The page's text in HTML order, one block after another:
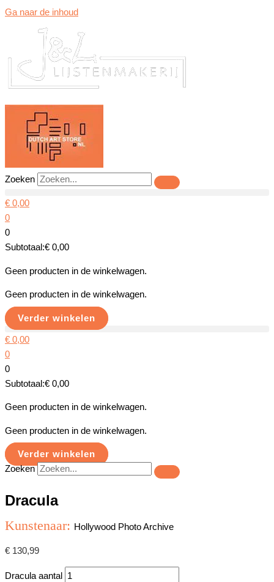
Ga naar de inhoud
Zoeken
€ 0,00
0
0
Subtotaal:€ 0,00
Geen producten in de winkelwagen.
Geen producten in de winkelwagen.
Verder winkelen
€ 0,00
0
0
Subtotaal:€ 0,00
Geen producten in de winkelwagen.
Geen producten in de winkelwagen.
Verder winkelen
Zoeken
Dracula
Kunstenaar: Hollywood Photo Archive
€ 130,99
Dracula aantal